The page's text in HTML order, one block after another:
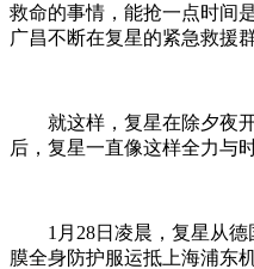
救命的事情，能抢一点时间
广昌不断在复星的紧急救援
就这样，复星在除夕夜开
后，复星一直像这样全力与
1月28日凌晨，复星从德
膜全身防护服运抵上海浦东